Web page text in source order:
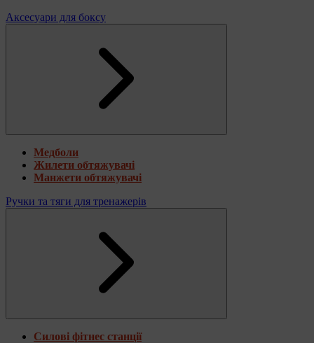
Аксесуари для боксу
Медболи
Жилети обтяжувачі
Манжети обтяжувачі
Ручки та тяги для тренажерів
Силові фітнес станції